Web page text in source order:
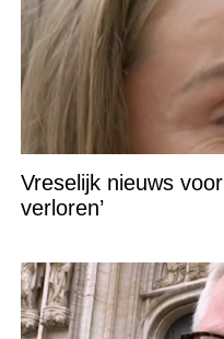
Vreselijk nieuws
verloren’